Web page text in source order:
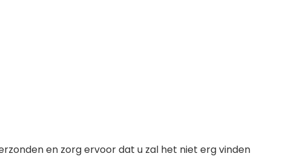
en zorg ervoor dat u zal het niet erg vinden